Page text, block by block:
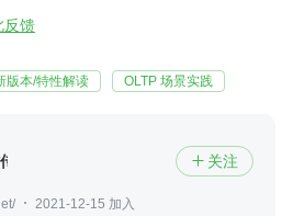
反馈
版本/特性解读 OLTP 场景实践
送门  关注
2021-12-15 加入